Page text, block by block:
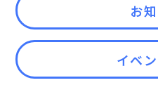
お
イベ